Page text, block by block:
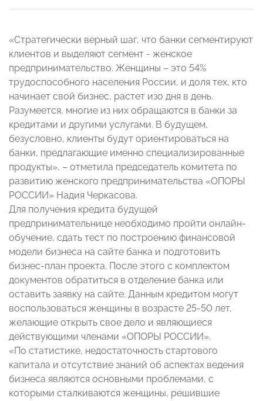
«Cтратегически верный шаг, что банки сегментируют
клиентов и выделяют сегмент - женское
предпринимательство. Женщины – это 54%
трудоспособного населения России, и доля тех, кто
начинает свой бизнес, растет изо дня в день.
Разумеется, многие из них обращаются в банки за
кредитами и другими услугами. В будущем,
безусловно, клиенты будут ориентироваться на
банки, предлагающие именно специализированные
продукты», – отметила председатель комитета по
развитию женского предпринимательства «ОПОРЫ
РОССИИ» Надия Черкасова.
Для получения кредита будущей
предпринимательнице необходимо пройти онлайн-
обучение, сдать тест по построению финансовой
модели бизнеса на сайте банка и подготовить
бизнес-план проекта. После этого с комплектом
документов обратиться в отделение банка или
оставить заявку на сайте. Данным кредитом могут
воспользоваться женщины в возрасте 25-50 лет,
желающие открыть свое дело и являющиеся
действующими членами «ОПОРЫ РОССИИ».
«По статистике, недостаточность стартового
капитала и отсутствие знаний об аспектах ведения
бизнеса являются основными проблемами, с
которыми сталкиваются женщины, решившие